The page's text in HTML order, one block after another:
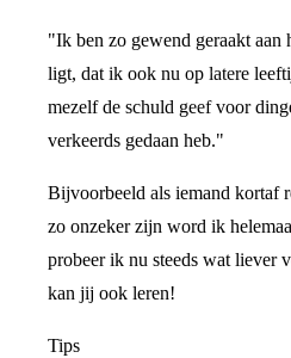
"Ik ben zo gewend geraakt aan
ligt, dat ik ook nu op latere
mezelf de schuld geef voor
verkeerds gedaan heb."
Bijvoorbeeld als iemand kortaf
zo onzeker zijn word ik
probeer ik nu steeds wat liever
kan jij ook leren!
Tips